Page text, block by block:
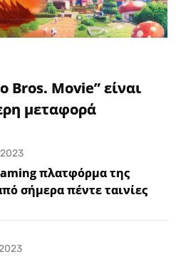
Bros. Movie” είναι
μεταφορά
πλατφόρμα της
σήμερα πέντε ταινίες